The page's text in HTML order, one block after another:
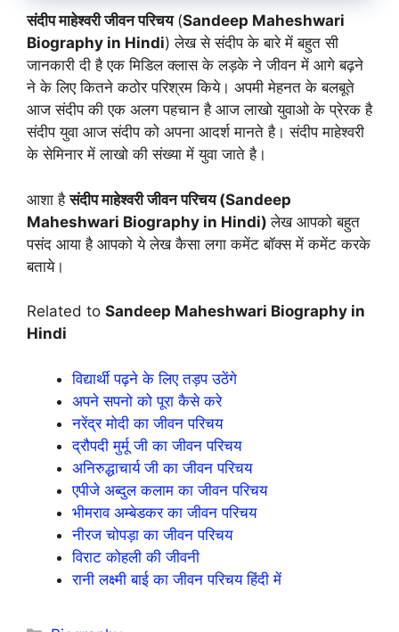
संदीप माहेश्वरी जीवन परिचय(Sandeep Maheshwari
Biography in Hindi) लेख से संदीप के बारे में बहुत सी
जानकारी दी है एक मिडिल क्लास के लड़के ने जीवन में आगे बढ़ने
ने के लिए कितने कठोर परिश्रम किये। अपमी मेहनत के बलबूते
आज संदीप की एक अलग पहचान है आज लाखो युवाओ के प्रेरक है
संदीप युवा आज संदीप को अपना आदर्श मानते है। संदीप माहेश्वरी
के सेमिनार में लाखो की संख्या में युवा जाते है।
आशा हैसंदीप माहेश्वरी जीवन परिचय (Sandeep
Maheshwari Biography in Hindi)लेख आपको बहुत
पसंद आया है आपको ये लेख कैसा लगा कमेंट बॉक्स में कमेंट करके
बताये।
Related to Sandeep Maheshwari Biography in
Hindi
विद्यार्थी पढ़ने के लिए तड़प उठेंगे
अपने सपनो को पूरा कैसे करे
नरेंद्र मोदी का जीवन परिचय
द्रौपदी मुर्मू जी का जीवन परिचय
अनिरुद्धाचार्य जी का जीवन परिचय
एपीजे अब्दुल कलाम का जीवन परिचय
भीमराव अम्बेडकर का जीवन परिचय
नीरज चोपड़ा का जीवन परिचय
विराट कोहली की जीवनी
रानी लक्ष्मी बाई का जीवन परिचय हिंदी में